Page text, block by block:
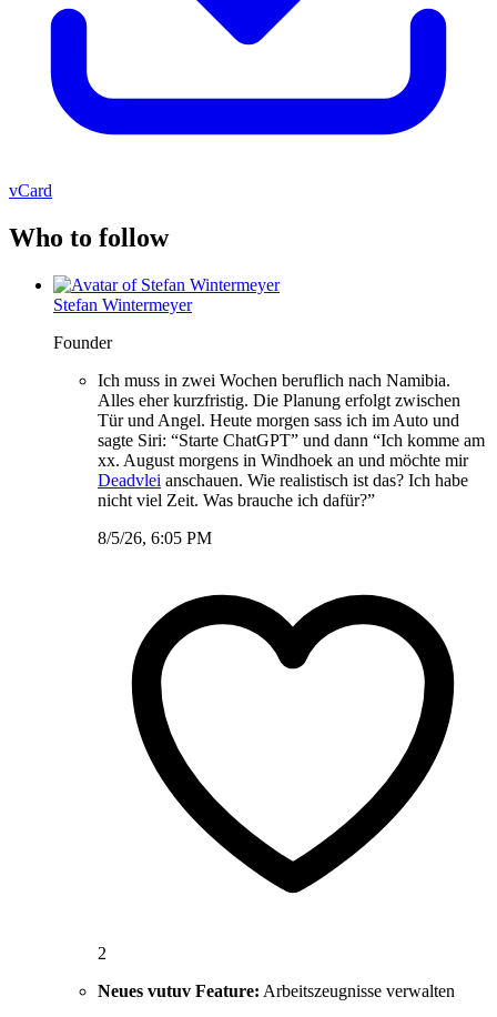
vCard
Who to follow
Stefan Wintermeyer
Founder
Ich muss in zwei Wochen beruflich nach Namibia.
Alles eher kurzfristig. Die Planung erfolgt zwischen
Tür und Angel. Heute morgen sass ich im Auto und
sagte Siri: “Starte ChatGPT” und dann “Ich komme am
xx. August morgens in Windhoek an und möchte mir
Deadvlei anschauen. Wie realistisch ist das? Ich habe
nicht viel Zeit. Was brauche ich dafür?”
8/5/26, 6:05 PM
2
Neues vutuv Feature: Arbeitszeugnisse verwalten